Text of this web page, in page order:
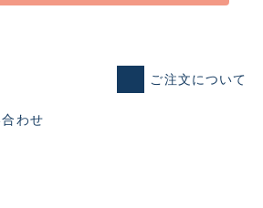
れた未使用
ご注文について
わせ